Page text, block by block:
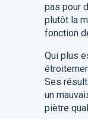
pas pour
plutôt la
fonction
Qui plus
Ses
un
piètre